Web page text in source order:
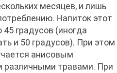
месяцев, и лишь
Напиток этот
градусов (иногда
и 50 градусов). При этом
анисовым
травами. При